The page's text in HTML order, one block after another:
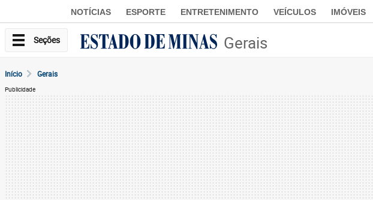
NOTÍCIAS ESPORTE ENTRETENIMENTO VEÍCULOS IMÓVEIS
Seções Gerais
Início Gerais
Publicidade